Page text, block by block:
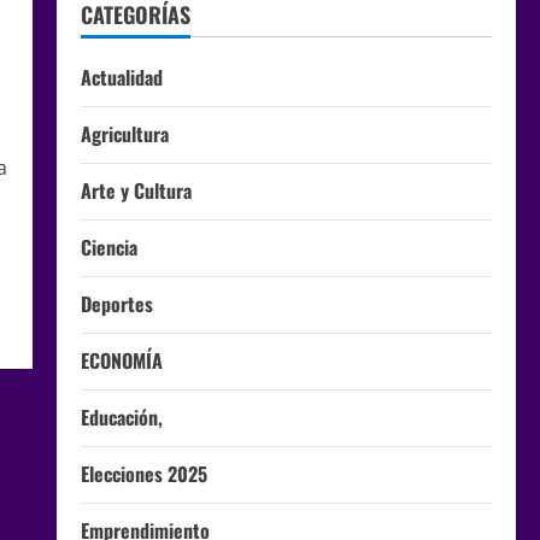
CATEGORÍAS
Actualidad
Agricultura
Arte y Cultura
Ciencia
Deportes
ECONOMÍA
Educación,
Elecciones 2025
Emprendimiento